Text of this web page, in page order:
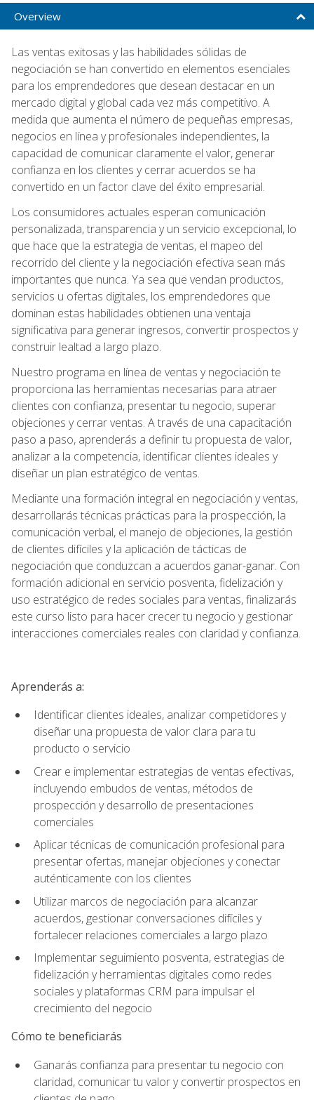
Overview
Las ventas exitosas y las habilidades sólidas de
negociación se han convertido en elementos esenciales
para los emprendedores que desean destacar en un
mercado digital y global cada vez más competitivo. A
medida que aumenta el número de pequeñas empresas,
negocios en línea y profesionales independientes, la
capacidad de comunicar claramente el valor, generar
confianza en los clientes y cerrar acuerdos se ha
convertido en un factor clave del éxito empresarial.
Los consumidores actuales esperan comunicación
personalizada, transparencia y un servicio excepcional, lo
que hace que la estrategia de ventas, el mapeo del
recorrido del cliente y la negociación efectiva sean más
importantes que nunca. Ya sea que vendan productos,
servicios u ofertas digitales, los emprendedores que
dominan estas habilidades obtienen una ventaja
significativa para generar ingresos, convertir prospectos y
construir lealtad a largo plazo.
Nuestro programa en línea de ventas y negociación te
proporciona las herramientas necesarias para atraer
clientes con confianza, presentar tu negocio, superar
objeciones y cerrar ventas. A través de una capacitación
paso a paso, aprenderás a definir tu propuesta de valor,
analizar a la competencia, identificar clientes ideales y
diseñar un plan estratégico de ventas.
Mediante una formación integral en negociación y ventas,
desarrollarás técnicas prácticas para la prospección, la
comunicación verbal, el manejo de objeciones, la gestión
de clientes difíciles y la aplicación de tácticas de
negociación que conduzcan a acuerdos ganar-ganar. Con
formación adicional en servicio posventa, fidelización y
uso estratégico de redes sociales para ventas, finalizarás
este curso listo para hacer crecer tu negocio y gestionar
interacciones comerciales reales con claridad y confianza.
Aprenderás a:
Identificar clientes ideales, analizar competidores y
diseñar una propuesta de valor clara para tu
producto o servicio
Crear e implementar estrategias de ventas efectivas,
incluyendo embudos de ventas, métodos de
prospección y desarrollo de presentaciones
comerciales
Aplicar técnicas de comunicación profesional para
presentar ofertas, manejar objeciones y conectar
auténticamente con los clientes
Utilizar marcos de negociación para alcanzar
acuerdos, gestionar conversaciones difíciles y
fortalecer relaciones comerciales a largo plazo
Implementar seguimiento posventa, estrategias de
fidelización y herramientas digitales como redes
sociales y plataformas CRM para impulsar el
crecimiento del negocio
Cómo te beneficiarás
Ganarás confianza para presentar tu negocio con
claridad, comunicar tu valor y convertir prospectos en